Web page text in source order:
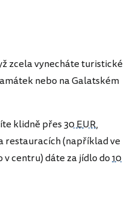
zcela vynecháte turistické
nebo na Galatském
klidně přes30 EUR,
restauracích (například ve
centru) dáte za jídlo do10